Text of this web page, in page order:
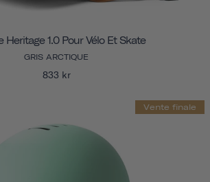
Heritage 1.0 Pour Vélo Et Skate
GRIS ARCTIQUE
833 kr
Vente finale